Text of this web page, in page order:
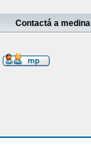
Contactá a medina